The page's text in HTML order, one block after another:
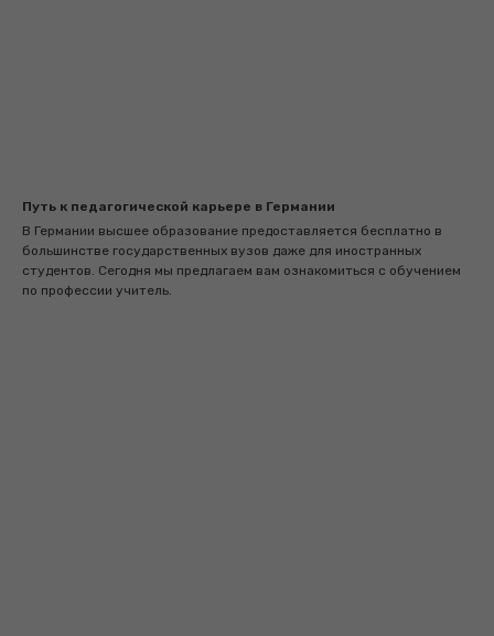
Путь к педагогической карьере в Германии
В Германии высшее образование предоставляется бесплатно в
большинстве государственных вузов даже для иностранных
студентов. Сегодня мы предлагаем вам ознакомиться с обучением
по профессии учитель.